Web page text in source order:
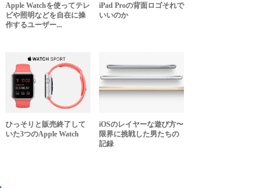
Apple Watchを使ってテレ
ビや照明などを自在に操
作するユーザー...
iPad Proの背面ロゴそれで
いいのか
ひっそりと販売終了して
いた3つのApple Watch
iOSのレイヤーな遊び方〜
限界に挑戦した男たちの
記録